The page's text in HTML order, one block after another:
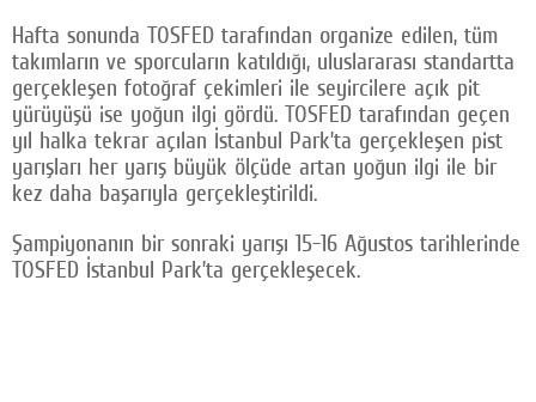
Hafta sonunda TOSFED tarafından organize edilen, tüm
takımların ve sporcuların katıldığı, uluslararası standartta
gerçekleşen fotoğraf çekimleri ile seyircilere açık pit
yürüyüşü ise yoğun ilgi gördü. TOSFED tarafından geçen
yıl halka tekrar açılan İstanbul Park’ta gerçekleşen pist
yarışları her yarış büyük ölçüde artan yoğun ilgi ile bir
kez daha başarıyla gerçekleştirildi.
Şampiyonanın bir sonraki yarışı 15-16 Ağustos tarihlerinde
TOSFED İstanbul Park’ta gerçekleşecek.